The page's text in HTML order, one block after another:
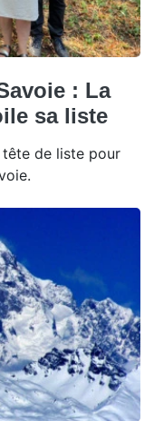
: La
sa liste
tête de liste pour